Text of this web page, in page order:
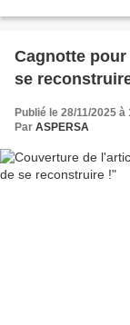
Cagnotte
se
Publié le 28/11/2025 à
Par ASPERSA